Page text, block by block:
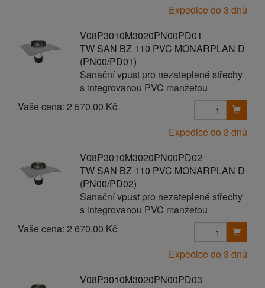
Expedice do 3 dnů
V08P3010M3020PN00PD01
TW SAN BZ 110 PVC MONARPLAN D
(PN00/PD01)
Sanační vpust pro nezateplené střechy
s integrovanou PVC manžetou
Vaše cena: 2 570,00 Kč
Expedice do 3 dnů
V08P3010M3020PN00PD02
TW SAN BZ 110 PVC MONARPLAN D
(PN00/PD02)
Sanační vpust pro nezateplené střechy
s integrovanou PVC manžetou
Vaše cena: 2 670,00 Kč
Expedice do 3 dnů
V08P3010M3020PN00PD03